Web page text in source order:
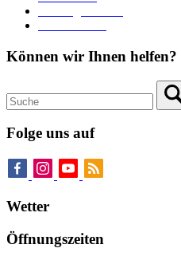
Können wir Ihnen helfen?
Folge uns auf
Wetter
Öffnungszeiten